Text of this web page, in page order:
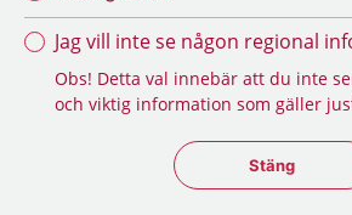
Jag vill inte se någon regional
Obs! Detta val innebär att du inte
och viktig information som gäller
Stäng
Stäng